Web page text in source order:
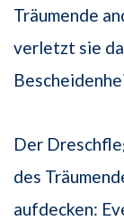
Träumende
verletzt sie
Der
des
aufdecken: